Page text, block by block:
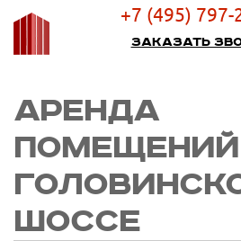
+7 (495) 797-
Заказать
АРЕНДА
ПОМЕЩЕНИЙ
ШОССЕ